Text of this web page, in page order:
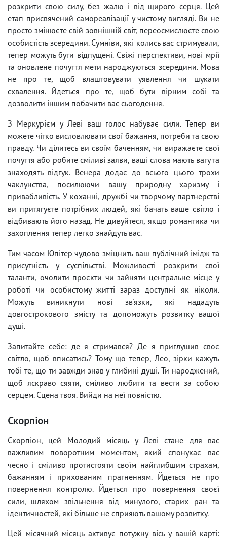
розкрити свою силу, без жалю і від щирого серця. Цей
етап присвячений самореалізації у чистому вигляді. Ви не
просто змінюєте свій зовнішній світ, переосмислюєте свою
особистість зсередини. Сумніви, які колись вас стримували,
тепер можуть бути відпущені. Свіжі перспективи, нові мрії
та оновлене почуття мети народжуються зсередини. Мова
не про те, щоб влаштовувати уявлення чи шукати
схвалення. Йдеться про те, щоб бути вірним собі та
дозволити іншим побачити вас сьогодення.
З Меркурієм у Леві ваш голос набуває сили. Тепер ви
можете чітко висловлювати свої бажання, потреби та свою
правду. Чи ділитесь ви своїм баченням, чи виражаєте свої
почуття або робите сміливі заяви, ваші слова мають вагу та
знаходять відгук. Венера додає до всього цього трохи
чаклунства, посилюючи вашу природну харизму і
привабливість. У коханні, дружбі чи творчому партнерстві
ви притягуєте потрібних людей, які бачать ваше світло і
відбивають його назад. Не дивуйтеся, якщо романтика чи
захоплення тепер легко знайдуть вас.
Тим часом Юпітер чудово зміцнить ваш публічний імідж та
присутність у суспільстві. Можливості розкрити свої
таланти, очолити проєкти чи зайняти центральне місце у
роботі чи особистому житті зараз доступні як ніколи.
Можуть виникнути нові зв'язки, які нададуть
довгострокового змісту та допоможуть розвитку вашої
душі.
Запитайте себе: де я стримався? Де я приглушив своє
світло, щоб вписатись? Тому що тепер, Лео, зірки кажуть
тобі те, що ти завжди знав у глибині душі. Ти народжений,
щоб яскраво сяяти, сміливо любити та вести за собою
серцем. Сцена твоя. Вийди на неї повністю.
Скорпіон
Скорпіон, цей Молодий місяць у Леві стане для вас
важливим поворотним моментом, який спонукає вас
чесно і сміливо протистояти своїм найглибшим страхам,
бажанням і прихованим прагненням. Йдеться не про
повернення контролю. Йдеться про повернення своєї
сили, шляхом звільнення від минулого, старих ран та
ідентичностей, які більше не сприяють вашому розвитку.
Цей місячний місяць активує потужну вісь у вашій карті: